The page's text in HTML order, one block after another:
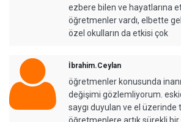
ezbere bilen ve hayatlarına
öğretmenler vardı, elbette
özel okulların da etkisi çok
İbrahim.Ceylan
öğretmenler konusunda
değişimi gözlemliyorum.
saygı duyulan ve el üzerinde
öğretmenlere artık sürekli bir